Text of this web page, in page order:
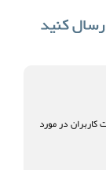
در مورد